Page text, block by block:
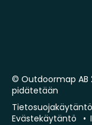
© Outdoormap AB
pidätetään
Tietosuojakäytäntö
Evästekäytäntö